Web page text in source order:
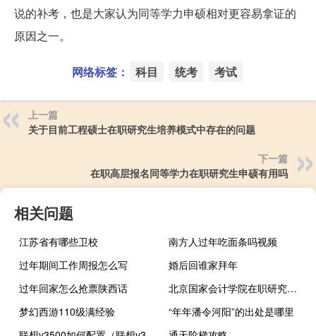
说的补考，也是大家认为同等学力申硕相对更容易拿证的
原因之一。
网络标签： 科目 统考 考试
上一篇
关于目前工程硕士在职研究生培养模式中存在的问题
下一篇
在职高层报名同等学力在职研究生申硕有用吗
相关问题
江苏省有哪些卫校
南方人过年吃面条吗视频
过年期间工作周报怎么写
婚后回谁家拜年
过年回家怎么抢票陕西话
北京国家会计学院在职研究生能够获得双证吗
梦幻西游110级满经验
“年年潘令河阳”的出处是哪里